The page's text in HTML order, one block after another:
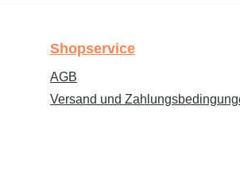
Shopservice
AGB
Versand und